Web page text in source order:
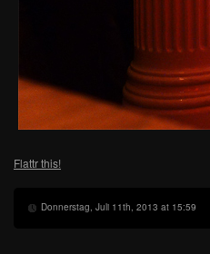
Flattr this!
Donnerstag, Juli 11th, 2013 at 15:59